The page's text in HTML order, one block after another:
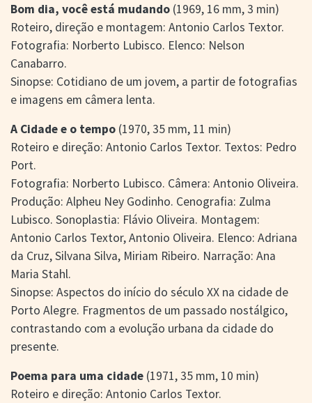
Bom dia, você está mudando (1969, 16 mm, 3 min)
Roteiro, direção e montagem: Antonio Carlos Textor.
Fotografia: Norberto Lubisco. Elenco: Nelson
Canabarro.
Sinopse: Cotidiano de um jovem, a partir de fotografias
e imagens em câmera lenta.
A Cidade e o tempo (1970, 35 mm, 11 min)
Roteiro e direção: Antonio Carlos Textor. Textos: Pedro
Port.
Fotografia: Norberto Lubisco. Câmera: Antonio Oliveira.
Produção: Alpheu Ney Godinho. Cenografia: Zulma
Lubisco. Sonoplastia: Flávio Oliveira. Montagem:
Antonio Carlos Textor, Antonio Oliveira. Elenco: Adriana
da Cruz, Silvana Silva, Miriam Ribeiro. Narração: Ana
Maria Stahl.
Sinopse: Aspectos do início do século XX na cidade de
Porto Alegre. Fragmentos de um passado nostálgico,
contrastando com a evolução urbana da cidade do
presente.
Poema para uma cidade (1971, 35 mm, 10 min)
Roteiro e direção: Antonio Carlos Textor.